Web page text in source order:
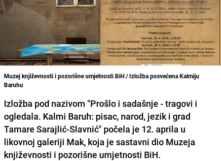
Muzej književnosti i pozorišne umjetnosti BiH / Izložba posvećena Kalmiju
Baruhu
Izložba pod nazivom "Prošlo i sadašnje - tragovi i
ogledala. Kalmi Baruh: pisac, narod, jezik i grad
Tamare Sarajlić-Slavnić" počela je 12. aprila u
likovnoj galeriji Mak, koja je sastavni dio Muzeja
književnosti i pozorišne umjetnosti BiH.